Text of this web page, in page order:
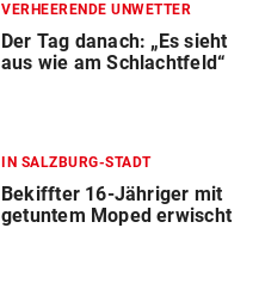
VERHEERENDE UNWETTER
Der Tag danach: „Es sieht
aus wie am Schlachtfeld“
IN SALZBURG-STADT
Bekiffter 16-Jähriger mit
getuntem Moped erwischt